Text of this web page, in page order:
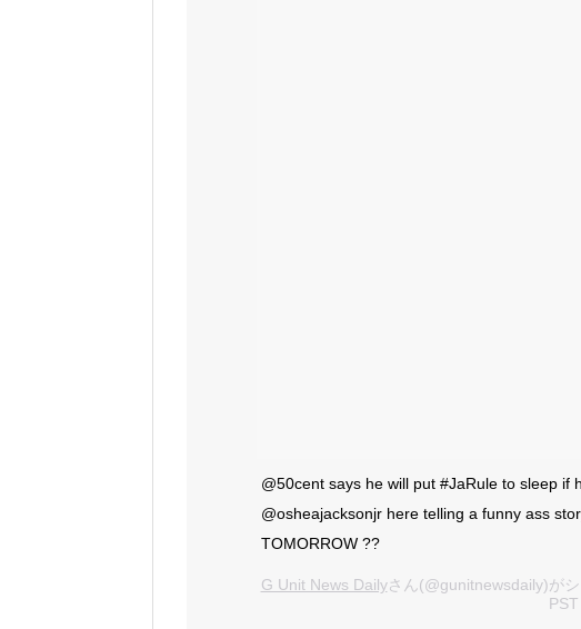
@50cent says he will put #JaRule to sleep if
@osheajacksonjr here telling a funny ass
TOMORROW ??
G Unit News Dailyさん(@gunitnewsdaily)が
PST